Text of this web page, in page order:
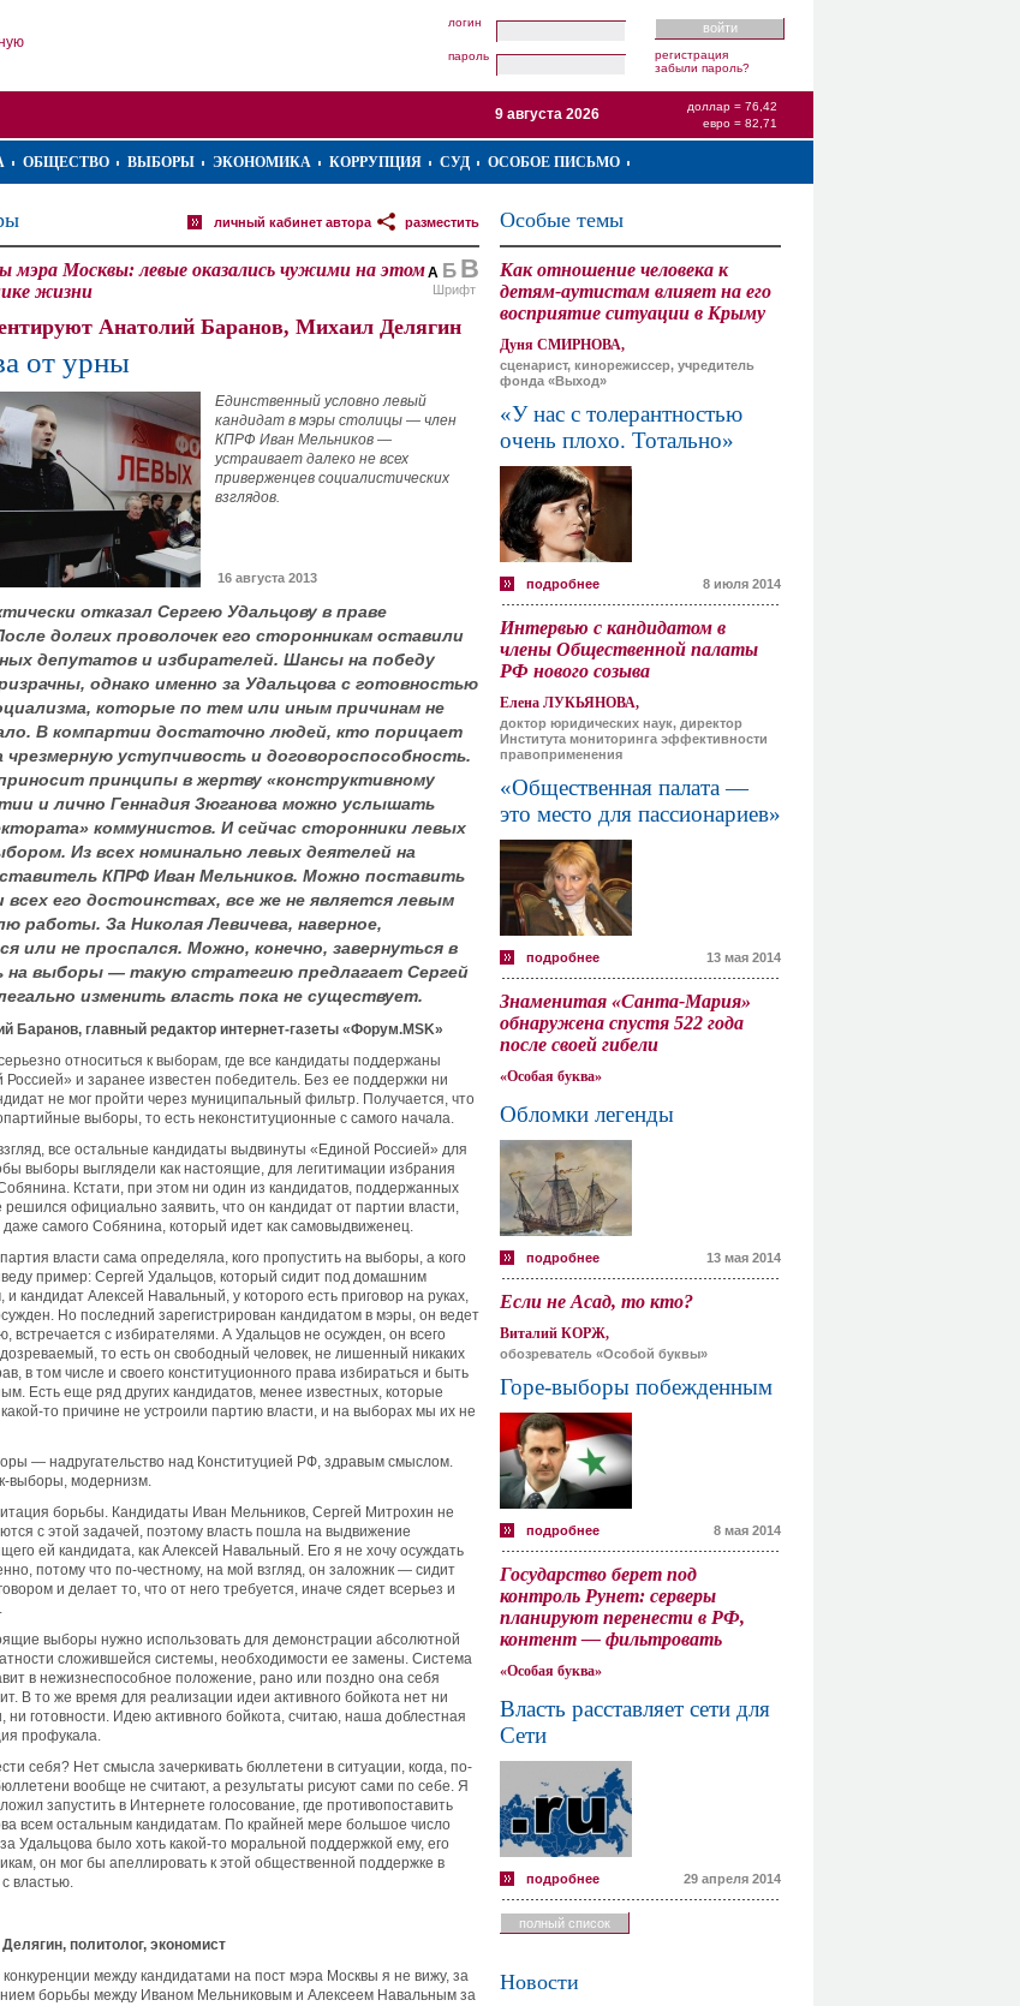
логин
пароль
регистрация
забыли пароль?
доллар = 76,42
евро = 82,71
9 августа 2026
ОБЩЕСТВО ВЫБОРЫ ЭКОНОМИКА КОРРУПЦИЯ СУД ОСОБОЕ ПИСЬМО
разместить
личный кабинет автора
А Б В
Шрифт
мэра Москвы: левые оказались чужими на этом
жизни
Анатолий Баранов, Михаил Делягин
от урны
Единственный условно левый
кандидат в мэры столицы — член
КПРФ Иван Мельников —
устраивает далеко не всех
приверженцев социалистических
взглядов.
16 августа 2013
отказал Сергею Удальцову в праве
долгих проволочек его сторонникам оставили
депутатов и избирателей. Шансы на победу
однако именно за Удальцова с готовностью
которые по тем или иным причинам не
В компартии достаточно людей, кто порицает
уступчивость и договороспособность.
принципы в жертву «конструктивному
и лично Геннадия Зюганова можно услышать
коммунистов. И сейчас сторонники левых
Из всех номинально левых деятелей на
КПРФ Иван Мельников. Можно поставить
всех его достоинствах, все же не является левым
работы. За Николая Левичева, наверное,
или не проспался. Можно, конечно, завернуться в
на выборы — такую стратегию предлагает Сергей
изменить власть пока не существует.
Баранов, главный редактор интернет-газеты «Форум.MSK»
относиться к выборам, где все кандидаты поддержаны
Россией» и заранее известен победитель. Без ее поддержки ни
не мог пройти через муниципальный фильтр. Получается, что
выборы, то есть неконституционные с самого начала.
все остальные кандидаты выдвинуты «Единой Россией» для
выборы выглядели как настоящие, для легитимации избрания
Кстати, при этом ни один из кандидатов, поддержанных
решился официально заявить, что он кандидат от партии власти,
даже самого Собянина, который идет как самовыдвиженец.
власти сама определяла, кого пропустить на выборы, а кого
пример: Сергей Удальцов, который сидит под домашним
и кандидат Алексей Навальный, у которого есть приговор на руках,
Но последний зарегистрирован кандидатом в мэры, он ведет
встречается с избирателями. А Удальцов не осужден, он всего
то есть он свободный человек, не лишенный никаких
в том числе и своего конституционного права избираться и быть
Есть еще ряд других кандидатов, менее известных, которые
то причине не устроили партию власти, и на выборах мы их не
— надругательство над Конституцией РФ, здравым смыслом.
выборы, модернизм.
борьбы. Кандидаты Иван Мельников, Сергей Митрохин не
с этой задачей, поэтому власть пошла на выдвижение
ей кандидата, как Алексей Навальный. Его я не хочу осуждать
потому что по-честному, на мой взгляд, он заложник — сидит
и делает то, что от него требуется, иначе сядет всерьез и
выборы нужно использовать для демонстрации абсолютной
сложившейся системы, необходимости ее замены. Система
в нежизнеспособное положение, рано или поздно она себя
В то же время для реализации идеи активного бойкота нет ни
ни готовности. Идею активного бойкота, считаю, наша доблестная
профукала.
себя? Нет смысла зачеркивать бюллетени в ситуации, когда, по-
вообще не считают, а результаты рисуют сами по себе. Я
запустить в Интернете голосование, где противопоставить
всем остальным кандидатам. По крайней мере большое число
Удальцова было хоть какой-то моральной поддержкой ему, его
он мог бы апеллировать к этой общественной поддержке в
властью.
политолог, экономист
конкуренции между кандидатами на пост мэра Москвы я не вижу, за
борьбы между Иваном Мельниковым и Алексеем Навальным за
Особые темы
Как отношение человека к
детям-аутистам влияет на его
восприятие ситуации в Крыму
Дуня СМИРНОВА,
сценарист, кинорежиссер, учредитель
фонда «Выход»
«У нас с толерантностью
очень плохо. Тотально»
подробнее 8 июля 2014
Интервью с кандидатом в
члены Общественной палаты
РФ нового созыва
Елена ЛУКЬЯНОВА,
доктор юридических наук, директор
Института мониторинга эффективности
правоприменения
«Общественная палата —
это место для пассионариев»
подробнее 13 мая 2014
Знаменитая «Санта-Мария»
обнаружена спустя 522 года
после своей гибели
«Особая буква»
Обломки легенды
подробнее 13 мая 2014
Если не Асад, то кто?
Виталий КОРЖ,
обозреватель «Особой буквы»
Горе-выборы побежденным
подробнее 8 мая 2014
Государство берет под
контроль Рунет: серверы
планируют перенести в РФ,
контент — фильтровать
«Особая буква»
Власть расставляет сети для
Сети
подробнее 29 апреля 2014
полный список
Новости